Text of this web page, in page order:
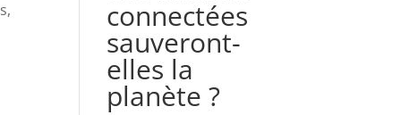
connectées
sauveront-
elles la
planète ?